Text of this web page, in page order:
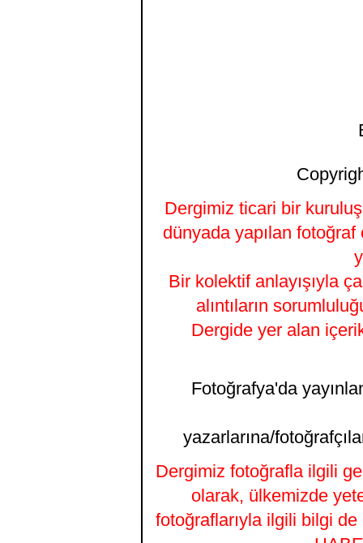
Dergimiz ticari bir kuruluş
dünyada yapılan fotoğraf
Bir kolektif anlayışıyla
alıntıların
Dergide yer alan
Fotoğrafya'da
yazarlarına/
Dergimiz fotoğrafla ilgili
olarak, ülkemizde
fotoğraflarıyla ilgili bilgi